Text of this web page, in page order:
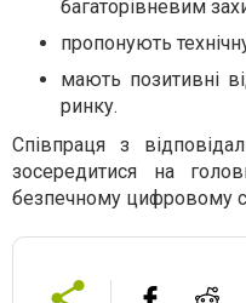
багаторівневим
пропонують
мають позитивні
ринку.
Співпраця з
зосередитися на
безпечному цифровому